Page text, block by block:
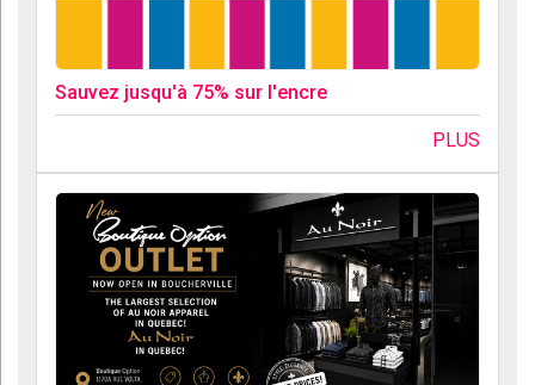
Sauvez jusqu'à 75% sur l'encre
PLUS